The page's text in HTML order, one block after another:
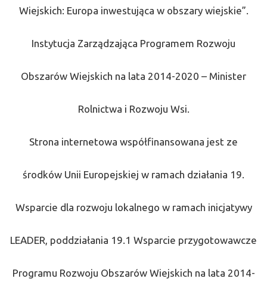
Wiejskich: Europa inwestująca w obszary wiejskie”.
Instytucja Zarządzająca Programem Rozwoju
Obszarów Wiejskich na lata 2014-2020 – Minister
Rolnictwa i Rozwoju Wsi.
Strona internetowa współfinansowana jest ze
środków Unii Europejskiej w ramach działania 19.
Wsparcie dla rozwoju lokalnego w ramach inicjatywy
LEADER, poddziałania 19.1 Wsparcie przygotowawcze
Programu Rozwoju Obszarów Wiejskich na lata 2014-